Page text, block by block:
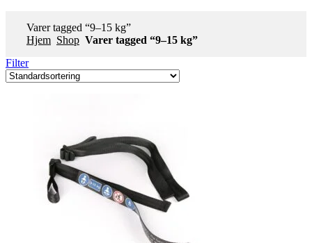
Varer tagged “9–15 kg”
Hjem Shop Varer tagged “9–15 kg”
Filter